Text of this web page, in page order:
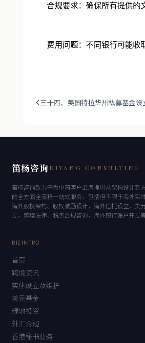
合规要求：确保所有提供的文
费用问题：不同银行可能收取
三十四、美国特拉华州私募基金设
笛杨咨询 DIYANG CONSULTING
笛杨咨询致力于为中国客户出海提供从架构设计到
的全方面全流程一站式服务，包括但不限于海外实体
海外股权架构、股权激励设计，海外信托设立，美
立，跨境法律、税务合规咨询，海外银行账户开立等
BIZ INTRO
首页
跨境资讯
实体设立及维护
美元基金
绿地投资
外汇合规
香港秘书业务